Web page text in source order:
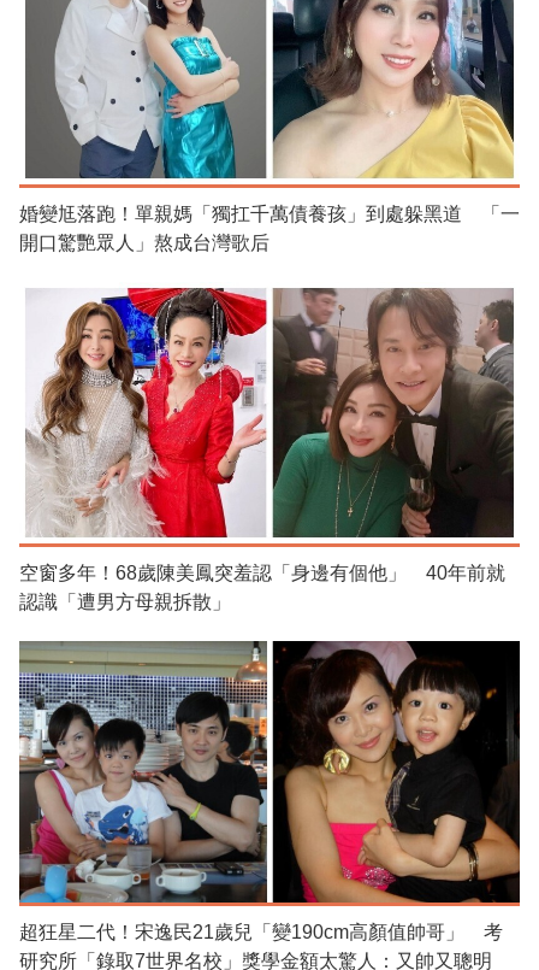
婚變尪落跑！單親媽「獨扛千萬債養孩」到處躲黑道 「一
開口驚艷眾人」熬成台灣歌后
空窗多年！68歲陳美鳳突羞認「身邊有個他」 40年前就
認識「遭男方母親拆散」
超狂星二代！宋逸民21歲兒「變190cm高顏值帥哥」 考
研究所「錄取7世界名校」獎學金額太驚人：又帥又聰明